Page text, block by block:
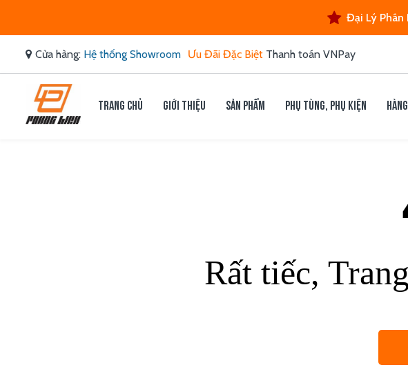
Đại Lý Phân
Cửa hàng: Hệ thống Showroom Ưu Đãi Đặc Biệt Thanh toán VNPay
Trang chủ Giới thiệu Sản phẩm Phụ tùng, phụ kiện
Rất tiếc,